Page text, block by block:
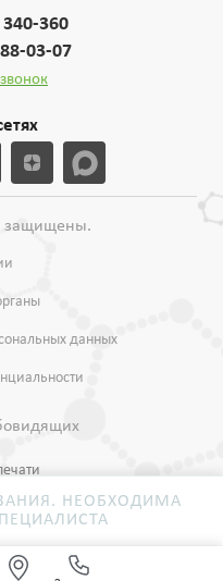
360
03-07
защищены.
данных
НЕОБХОДИМА